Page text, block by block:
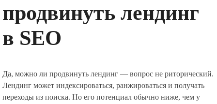
продвинуть лендинг
в SEO
Да, можно ли продвинуть лендинг — вопрос не риторический.
Лендинг может индексироваться, ранжироваться и получать
переходы из поиска. Но его потенциал обычно ниже, чем у